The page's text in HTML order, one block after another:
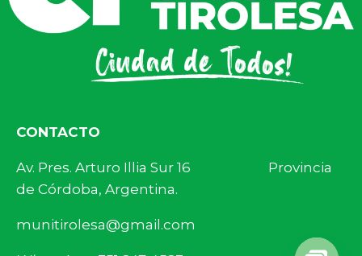
CONTACTO
Av. Pres. Arturo Illia Sur 16 Provincia
de Córdoba, Argentina.
munitirolesa@gmail.com